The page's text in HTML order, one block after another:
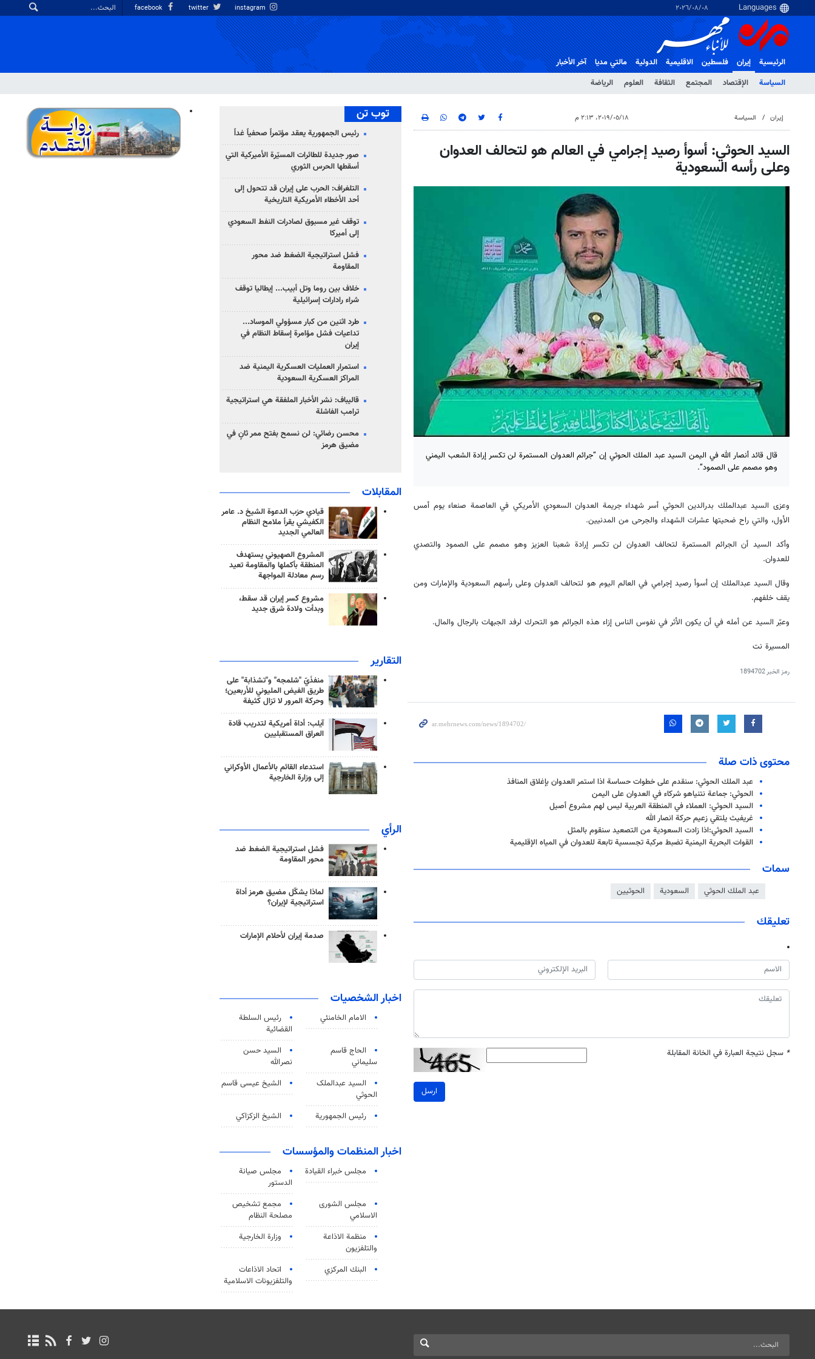
٠٨‏/٠٨‏/٢٠٢٦
الرئيسية
إيران
السياسة
الإقتصاد المجتمع الثقافة العلوم الرياضة
فلسطین الاقلیمیة الدولية مالتي مدیا آخر الأخبار
إيران السياسة ١٨‏/٠٥‏/٢٠١٩، ٢:١٣ م
السيد الحوثي: أسوأ رصيد إجرامي في العالم هو لتحالف العدوان
وعلى رأسه السعودية
قال قائد أنصار الله في اليمن السيد عبد الملك الحوثي إن “جرائم العدوان المستمرة لن تكسر إرادة الشعب اليمني
وهو مصمم على الصمود”.
وعزى السيد عبدالملك بدرالدين الحوثي أسر شهداء جريمة العدوان السعودي الأمريكي في العاصمة صنعاء يوم أمس
الأول، والتي راح ضحيتها عشرات الشهداء والجرحى من المدنيين.
وأكد السيد أن الجرائم المستمرة لتحالف العدوان لن تكسر إرادة شعبنا العزيز وهو مصمم على الصمود والتصدي
للعدوان.
وقال السيد عبدالملك إن أسوأ رصيد إجرامي في العالم اليوم هو لتحالف العدوان وعلى رأسهم السعودية والإمارات ومن
يقف خلفهم.
وعبّر السيد عن أمله في أن يكون الأثر في نفوس الناس إزاء هذه الجرائم هو التحرك لرفد الجبهات بالرجال والمال.
المسيرة نت
رمز الخبر1894702
محتوى ذات صلة
عبد الملك الحوثي: سنقدم على خطوات حساسة اذا استمر العدوان بإغلاق المنافذ
الحوثي: جماعة نتنياهو شركاء في العدوان على اليمن
السيد الحوثي: العملاء في المنطقة العربية ليس لهم مشروع أصيل
غريفيث يلتقي زعيم حركة انصار الله
السيد الحوثي:اذا زادت السعودية من التصعيد سنقوم بالمثل
القوات البحرية اليمنية تضبط مركبة تجسسية تابعة للعدوان في المياه الإقليمية
سمات
عبد الملك الحوثي السعودية الحوثيين
تعليقك
* سجل نتيجة العبارة في الخانة المقابلة
ارسل
توب تن
رئيس الجمهورية يعقد مؤتمراً صحفياً غداً
صور جديدة للطائرات المسيّرة الأميركية التي
أسقطها الحرس الثوري
التلغراف: الحرب على إيران قد تتحول إلى
أحد الأخطاء الأمريكية التاريخية
توقف غير مسبوق لصادرات النفط السعودي
إلى أميركا
فشل استراتيجية الضغط ضد محور
المقاومة
خلاف بين روما وتل أبيب... إيطاليا توقف
شراء رادارات إسرائيلية
طرد اثنين من كبار مسؤولي الموساد...
تداعيات فشل مؤامرة إسقاط النظام في
إيران
استمرار العمليات العسكرية اليمنية ضد
المراكز العسكرية السعودية
قاليباف: نشر الأخبار الملفقة هي استراتيجية
ترامب الفاشلة
محسن رضائي: لن نسمح بفتح ممر ثانٍ في
مضيق هرمز
المقابلات
قيادي حزب الدعوة الشيخ د. عامر
الكفيشي يقرأ ملامح النظام
العالمي الجديد
المشروع الصهيوني يستهدف
المنطقة بأكملها والمقاومة تعيد
رسم معادلة المواجهة
مشروع كسر إيران قد سقط،
وبدأت ولادة شرق جديد
التقارير
منفذَيّ "شلمجه" و"تشذابة" على
طريق الفيض المليوني للأربعين؛
وحركة المرور لا تزال كثيفة
آيلب: أداة أمريكية لتدريب قادة
العراق المستقبليين
استدعاء القائم بالأعمال الأوكراني
إلى وزارة الخارجية
الرأي
فشل استراتيجية الضغط ضد
محور المقاومة
لماذا يشكّل مضيق هرمز أداة
استراتيجية لإيران؟
صدمة إيران لأحلام الإمارات
اخبار الشخصيات
الامام الخامنئي
رئیس السلطة
القضائیة
الحاج قاسم
سليماني
السيد حسن
نصرالله
السید عبدالملک
الحوثي
الشيخ عيسى قاسم
رئيس الجمهورية الشيخ الزكزاكي
اخبار المنظمات والمؤسسات
مجلس خبراء القيادة
مجلس صيانة
الدستور
مجلس الشورى
الاسلامي
مجمع تشخيص
مصلحة النظام
منظمة الاذاعة
والتلفزیون
وزارة الخارجية
البنك المركزي
اتحاد الاذاعات
والتلفزيونات الاسلامية